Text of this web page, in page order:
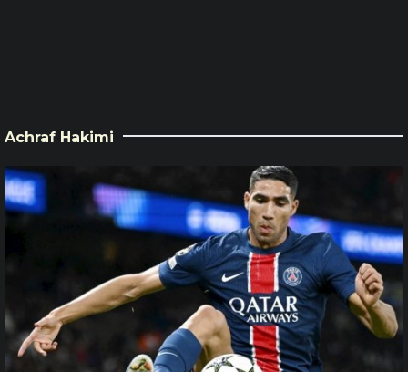
Achraf Hakimi